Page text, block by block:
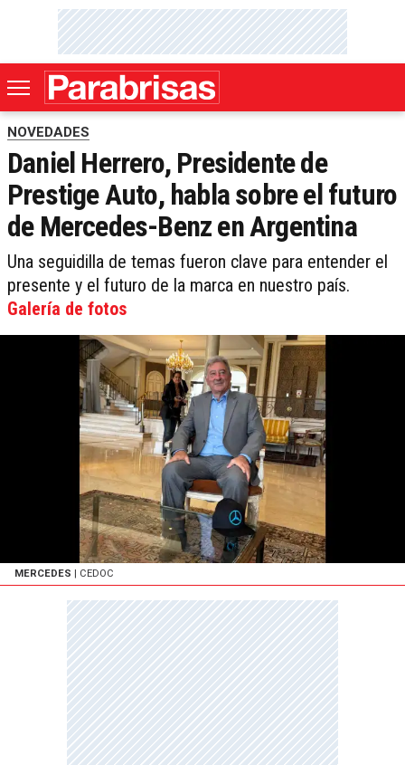
NOVEDADES
Daniel Herrero, Presidente de
Prestige Auto, habla sobre el futuro
de Mercedes-Benz en Argentina
Una seguidilla de temas fueron clave para entender el
presente y el futuro de la marca en nuestro país.
Galería de fotos
MERCEDES | CEDOC